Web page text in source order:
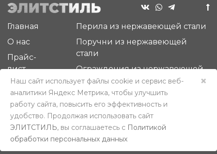
Главная
О нас
Прайс-
лист
Новости
Отзывы
Контакты
Перила из нержавеющей стали
Поручни из нержавеющей
стали
Ограждения из нержавеющей
стали
Комплектующие для изделий
из нержавеющей стали
©2026 ЭЛИТСТИЛЬ
×
Наш сайт использует файлы cookie и сервис веб-
аналитики Яндекс Метрика, чтобы улучшить
работу сайта, повысить его эффективность и
удобство. Продолжая использовать сайт
ЭЛИТСТИЛЬ, вы соглашаетесь c Политикой
обработки персональных данных